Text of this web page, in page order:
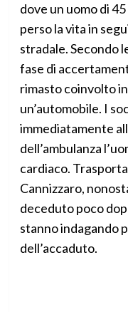
dove un uomo di
perso la vita in
stradale. Secondo
fase di
rimasto coinvolto
un’automobile. I
immediatamente
dell’ambulanza
cardiaco.
Cannizzaro,
deceduto poco
stanno indagando
dell’accaduto.